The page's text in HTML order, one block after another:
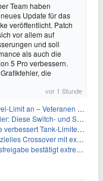
Team haben
Update für das
veröffentlicht. Patch
vor allem auf
und soll
als auch die
5 Pro verbessern.
die
vor 1 Stunde
können endlich weiter aufsteigen
2-Spiele verkaufen sich am besten
Tank-Limiter und behebt Bugs
mit exklusiven Inhalten angekündigt
extreme Gewalt und düstere Szenen